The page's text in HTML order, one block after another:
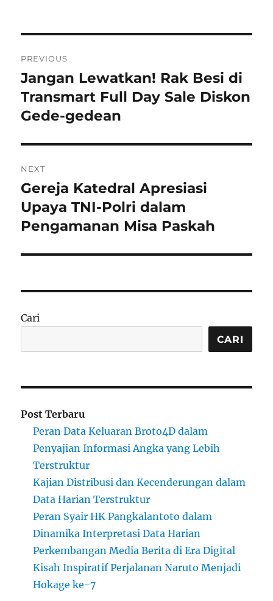
pos
PREVIOUS
Previous
post:
Jangan Lewatkan! Rak Besi di
Transmart Full Day Sale Diskon
Gede-gedean
NEXT
Next
post:
Gereja Katedral Apresiasi
Upaya TNI-Polri dalam
Pengamanan Misa Paskah
Cari
CARI
Post Terbaru
Peran Data Keluaran Broto4D dalam
Penyajian Informasi Angka yang Lebih
Terstruktur
Kajian Distribusi dan Kecenderungan dalam
Data Harian Terstruktur
Peran Syair HK Pangkalantoto dalam
Dinamika Interpretasi Data Harian
Perkembangan Media Berita di Era Digital
Kisah Inspiratif Perjalanan Naruto Menjadi
Hokage ke-7